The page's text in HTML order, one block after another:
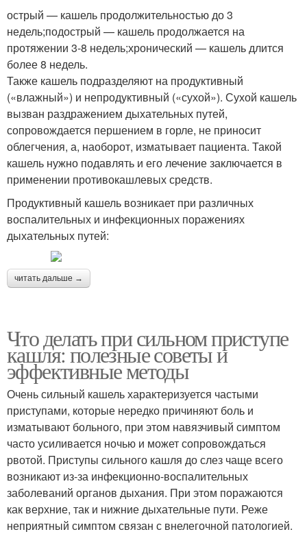
острый — кашель продолжительностью до 3
недель;подострый — кашель продолжается на
протяжении 3-8 недель;хронический — кашель длится
более 8 недель.
Также кашель подразделяют на продуктивный
(«влажный») и непродуктивный («сухой»). Сухой кашель
вызван раздражением дыхательных путей,
сопровождается першением в горле, не приносит
облегчения, а, наоборот, изматывает пациента. Такой
кашель нужно подавлять и его лечение заключается в
применении противокашлевых средств.
Продуктивный кашель возникает при различных
воспалительных и инфекционных поражениях
дыхательных путей:
читать дальше →
Что делать при сильном приступе
кашля: полезные советы и
эффективные методы
Очень сильный кашель характеризуется частыми
приступами, которые нередко причиняют боль и
изматывают больного, при этом навязчивый симптом
часто усиливается ночью и может сопровождаться
рвотой. Приступы сильного кашля до слез чаще всего
возникают из-за инфекционно-воспалительных
заболеваний органов дыхания. При этом поражаются
как верхние, так и нижние дыхательные пути. Реже
неприятный симптом связан с внелегочной патологией.